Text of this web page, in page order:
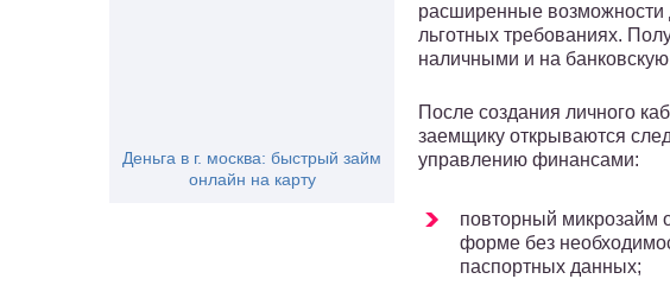
Деньга в г. москва: быстрый займ
онлайн на карту
расширенные возможности
льготных требованиях.
наличными и на банковскую
После создания личного
заемщику открываются
управлению финансами:
повторный микрозайм
форме без
паспортных данных;